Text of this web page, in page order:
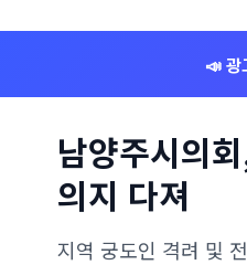
📣 광
남양주시의
의지 다져
지역 궁도인 격려 및